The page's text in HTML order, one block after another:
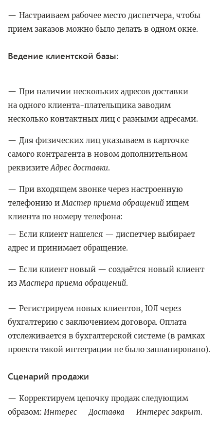
Настраиваем рабочее место диспетчера, чтобы
прием заказов можно было делать в одном окне.
Ведение клиентской базы:
При наличии нескольких адресов доставки
на одного клиента-плательщика заводим
несколько контактных лиц с разными адресами.
Для физических лиц указываем в карточке
самого контрагента в новом дополнительном
реквизитеАдрес доставки.
При входящем звонке через настроенную
телефонию иМастер приема обращений ищем
клиента по номеру телефона:
Если клиент нашелся — диспетчер выбирает
адрес и принимает обращение.
Если клиент новый — создаётся новый клиент
из Мастера приема обращений.
Регистрируем новых клиентов, ЮЛ через
бухгалтерию с заключением договора. Оплата
отслеживается в бухгалтерской системе (в рамках
проекта такой интеграции не было запланировано).
Сценарий продажи
Корректируем цепочку продаж следующим
образом: Интерес — Доставка — Интерес закрыт.